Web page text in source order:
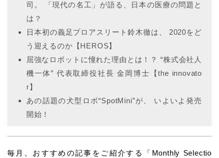
司。 「現代の名工」が語る、日本の医療の問題と
は？
日本初の義足プロアスリート鈴木徹は、 2020をど
う迎えるのか【HEROS】
屈強なロボットに憧れた理由とは！？ “株式会社人
機一体” 代表取締役社長 金岡博士【the innovato
r】
あの話題の犬型ロボ“SpotMini”が、 いよいよ発売
開始！
毎月、おすすめの記事をご紹介する「Monthly Selectio